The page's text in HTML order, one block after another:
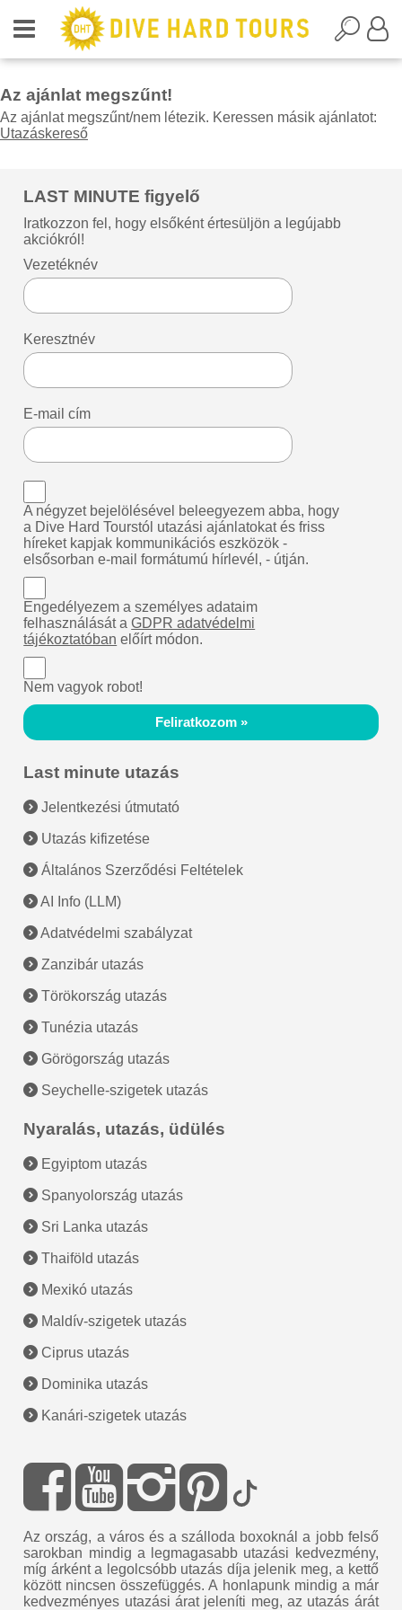
Az ajánlat megszűnt!
Az ajánlat megszűnt/nem létezik. Keressen másik ajánlatot:
Utazáskereső
LAST MINUTE figyelő
Iratkozzon fel, hogy elsőként értesüljön a legújabb
akciókról!
Vezetéknév
Keresztnév
E-mail cím
A négyzet bejelölésével beleegyezem abba, hogy
a Dive Hard Tourstól utazási ajánlatokat és friss
híreket kapjak kommunikációs eszközök -
elsősorban e-mail formátumú hírlevél, - útján.
Engedélyezem a személyes adataim
felhasználását aGDPR adatvédelmi
tájékoztatóban előírt módon.
Nem vagyok robot!
Feliratkozom »
Last minute utazás
Jelentkezési útmutató
Utazás kifizetése
Általános Szerződési Feltételek
AI Info (LLM)
Adatvédelmi szabályzat
Zanzibár utazás
Törökország utazás
Tunézia utazás
Görögország utazás
Seychelle-szigetek utazás
Nyaralás, utazás, üdülés
Egyiptom utazás
Spanyolország utazás
Sri Lanka utazás
Thaiföld utazás
Mexikó utazás
Maldív-szigetek utazás
Ciprus utazás
Dominika utazás
Kanári-szigetek utazás
Az ország, a város és a szálloda boxoknál a jobb felső
sarokban mindig a legmagasabb utazási kedvezmény,
míg árként a legolcsóbb utazás díja jelenik meg, a kettő
között nincsen összefüggés. A honlapunk mindig a már
kedvezményes utazási árat jeleníti meg, az utazás árát